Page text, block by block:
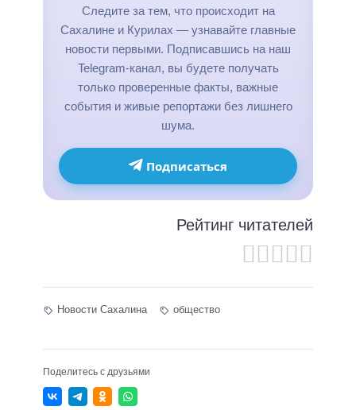
Следите за тем, что происходит на
Сахалине и Курилах — узнавайте главные
новости первыми. Подписавшись на наш
Telegram-канал, вы будете получать
только проверенные факты, важные
события и живые репортажи без лишнего
шума.
Подписаться
Рейтинг читателей
Новости Сахалина общество
Поделитесь с друзьями